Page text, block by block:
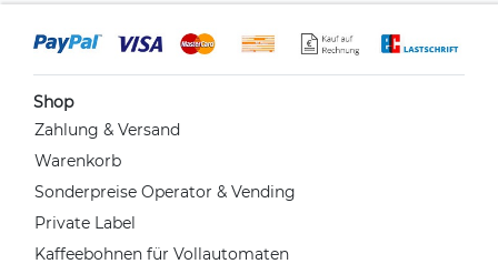
Shop
Zahlung & Versand
Warenkorb
Sonderpreise Operator & Vending
Private Label
Kaffeebohnen für Vollautomaten